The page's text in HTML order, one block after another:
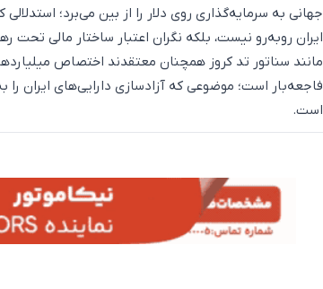
جهانی به سرمایه‌گذاری روی دلار را از بین می‌برد؛
ایران روبه‌رو نیست، بلکه نگران اعتبار ساختار مالی تحت
مانند سناتور تد کروز همچنان معتقدند اختصاص
فاجعه‌بار است؛ موضوعی که آزادسازی دارایی‌های ایران
است.